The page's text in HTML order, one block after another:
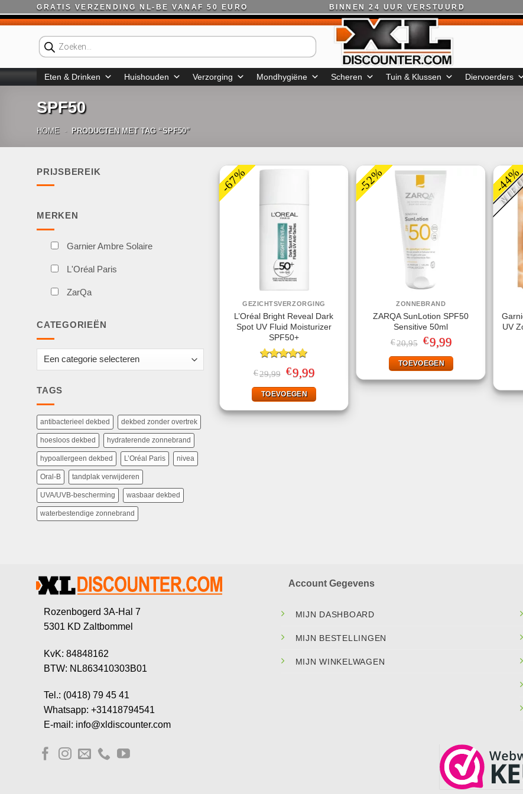
naar
GRATIS VERZENDING NL-BE VANAF 50 EURO BINNEN 24 UUR VERSTUURD
Producten
zoeken
Eten & Drinken Huishouden Verzorging Mondhygiëne Scheren Tuin & Klussen Diervoerders
SPF50
HOME - PRODUCTEN MET TAG “SPF50”
PRIJSBEREIK
MERKEN
Garnier Ambre Solaire
L'Oréal Paris
ZarQa
CATEGORIEËN
TAGS
antibacterieel dekbed dekbed zonder overtrek
hoesloos dekbed hydraterende zonnebrand
hypoallergeen dekbed L’Oréal Paris nivea
Oral-B tandplak verwijderen
UVA/UVB-bescherming wasbaar dekbed
waterbestendige zonnebrand
-67%
GEZICHTSVERZORGING
L’Oréal Bright Reveal Dark
Spot UV Fluid Moisturizer
SPF50+
Gewaardeerd
5.00uit 5
€29,99 Oorspronkelijke
prijs
was:
€29,99.
€9,99Huidige
prijs
is:
€9,99.
TOEVOEGEN
-52%
ZONNEBRAND
ZARQA SunLotion SPF50
Sensitive 50ml
€20,95 Oorspronkelijke
prijs
was:
€20,95.
€9,99Huidige
prijs
is:
€9,99.
TOEVOEGEN
-44%
UV
Rozenbogerd 3A-Hal 7
5301 KD Zaltbommel
KvK: 84848162
BTW: NL863410303B01
Tel.: (0418) 79 45 41
Whatsapp: +31418794541
E-mail: info@xldiscounter.com
Account Gegevens
MIJN DASHBOARD
MIJN BESTELLINGEN
MIJN WINKELWAGEN